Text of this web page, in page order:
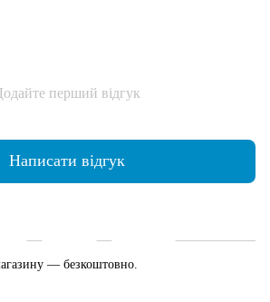
перший відгук
Написати відгук
— безкоштовно.